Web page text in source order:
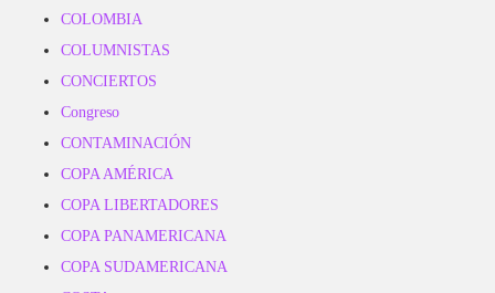
COLOMBIA
COLUMNISTAS
CONCIERTOS
Congreso
CONTAMINACIÓN
COPA AMÉRICA
COPA LIBERTADORES
COPA PANAMERICANA
COPA SUDAMERICANA